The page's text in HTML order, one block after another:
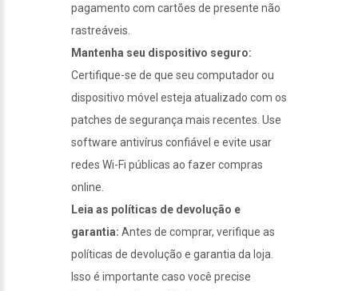
pagamento com cartões de presente não
rastreáveis.
Mantenha seu dispositivo seguro:
Certifique-se de que seu computador ou
dispositivo móvel esteja atualizado com os
patches de segurança mais recentes. Use
software antivírus confiável e evite usar
redes Wi-Fi públicas ao fazer compras
online.
Leia as políticas de devolução e
garantia: Antes de comprar, verifique as
políticas de devolução e garantia da loja.
Isso é importante caso você precise